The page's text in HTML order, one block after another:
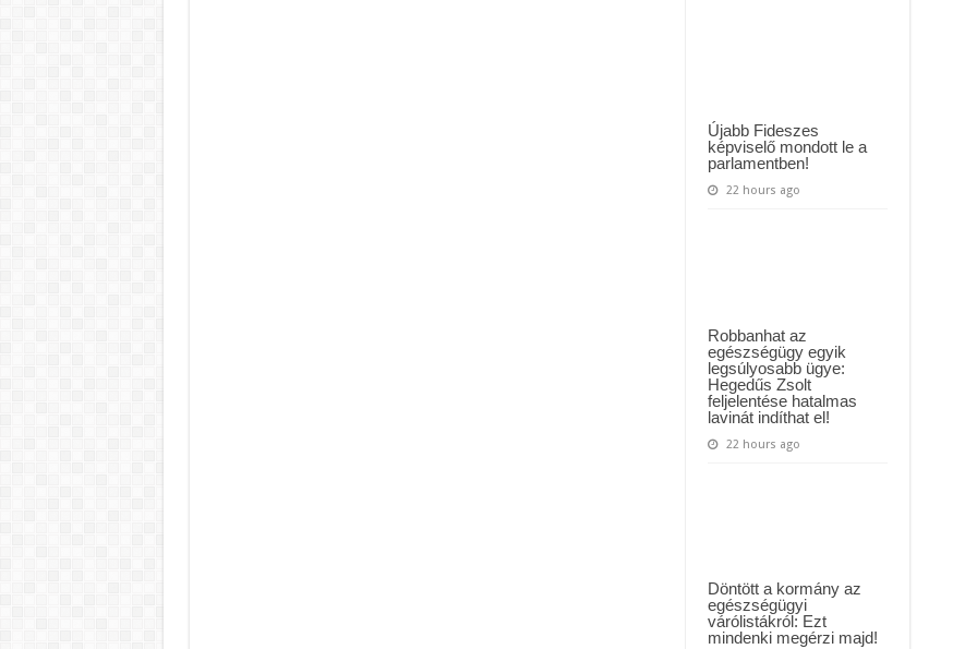
Újabb Fideszes
képviselő mondott le a
parlamentben!
22 hours ago
Robbanhat az
egészségügy egyik
legsúlyosabb ügye:
Hegedűs Zsolt
feljelentése hatalmas
lavinát indíthat el!
22 hours ago
Döntött a kormány az
egészségügyi
várólistákról: Ezt
mindenki megérzi majd!